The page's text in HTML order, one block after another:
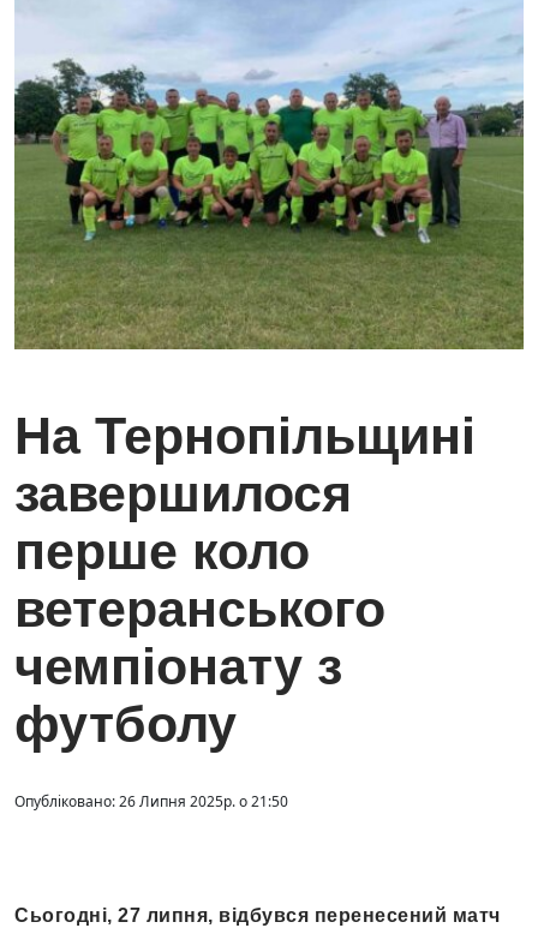
На Тернопільщині
завершилося
перше коло
ветеранського
чемпіонату з
футболу
Опубліковано: 26 Липня 2025р. о 21:50
Сьогодні, 27 липня, відбувся перенесений матч